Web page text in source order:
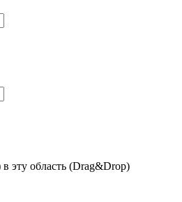
эту область (Drag&Drop)